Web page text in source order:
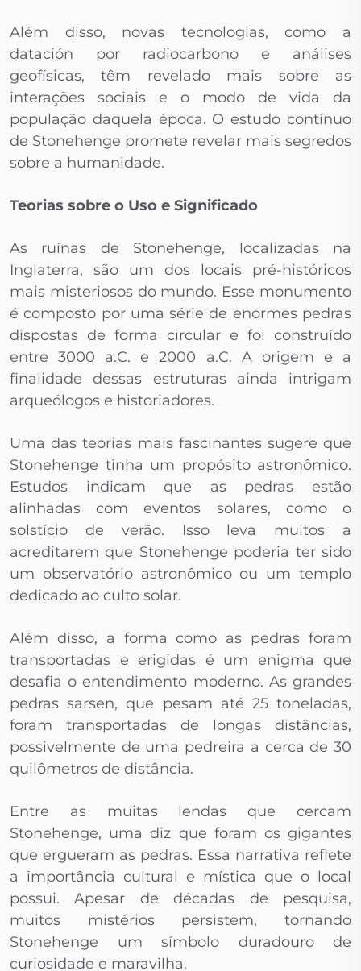
Além disso, novas tecnologias, como a
datación por radiocarbono e análises
geofísicas, têm revelado mais sobre as
interações sociais e o modo de vida da
população daquela época. O estudo contínuo
de Stonehenge promete revelar mais segredos
sobre a humanidade.
Teorias sobre o Uso e Significado
As ruínas de Stonehenge, localizadas na
Inglaterra, são um dos locais pré-históricos
mais misteriosos do mundo. Esse monumento
é composto por uma série de enormes pedras
dispostas de forma circular e foi construído
entre 3000 a.C. e 2000 a.C. A origem e a
finalidade dessas estruturas ainda intrigam
arqueólogos e historiadores.
Uma das teorias mais fascinantes sugere que
Stonehenge tinha um propósito astronômico.
Estudos indicam que as pedras estão
alinhadas com eventos solares, como o
solstício de verão. Isso leva muitos a
acreditarem que Stonehenge poderia ter sido
um observatório astronômico ou um templo
dedicado ao culto solar.
Além disso, a forma como as pedras foram
transportadas e erigidas é um enigma que
desafia o entendimento moderno. As grandes
pedras sarsen, que pesam até 25 toneladas,
foram transportadas de longas distâncias,
possivelmente de uma pedreira a cerca de 30
quilômetros de distância.
Entre as muitas lendas que cercam
Stonehenge, uma diz que foram os gigantes
que ergueram as pedras. Essa narrativa reflete
a importância cultural e mística que o local
possui. Apesar de décadas de pesquisa,
muitos mistérios persistem, tornando
Stonehenge um símbolo duradouro de
curiosidade e maravilha.